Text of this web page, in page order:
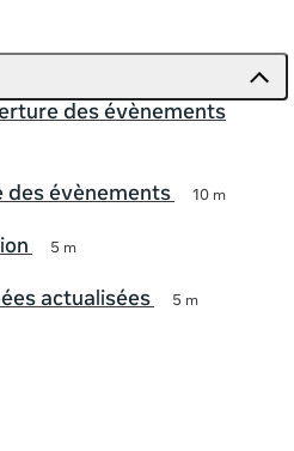
des évènements
des évènements 10 m
5 m
actualisées 5 m